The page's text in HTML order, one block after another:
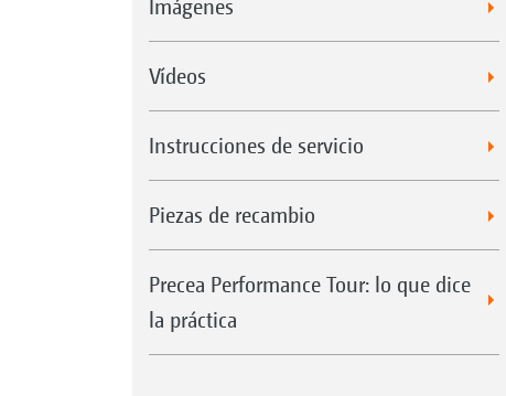
Imágenes
Vídeos
Instrucciones de servicio
Piezas de recambio
Precea Performance Tour: lo que dice
la práctica